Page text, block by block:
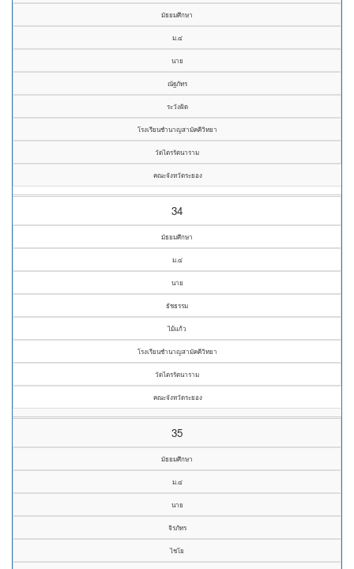
มัธยมศึกษา
ม.๔
นาย
ณัฐภัทร
ระวังผิด
โรงเรียนชำนาญสามัคคีวิทยา
วัดไตรรัตนาราม
คณะจังหวัดระยอง
34
มัธยมศึกษา
ม.๔
นาย
ธัชธรรม
ไม้แก้ว
โรงเรียนชำนาญสามัคคีวิทยา
วัดไตรรัตนาราม
คณะจังหวัดระยอง
35
มัธยมศึกษา
ม.๔
นาย
จิรภัทร
ไชโย